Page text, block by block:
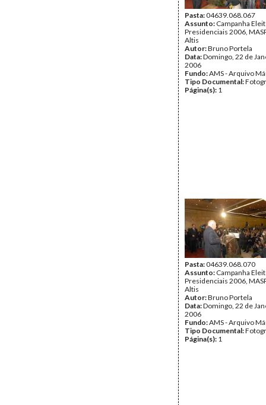
Pasta:04639.068.067
Assunto: Campanha
Presidenciais 2006,
Altis
Autor:Bruno Portela
Data:Domingo, 22 de
2006
Fundo:AMS - Arquivo
Tipo Documental:
Página(s): 1
Pasta:04639.068.070
Assunto: Campanha
Presidenciais 2006,
Altis
Autor:Bruno Portela
Data:Domingo, 22 de
2006
Fundo:AMS - Arquivo
Tipo Documental:
Página(s): 1